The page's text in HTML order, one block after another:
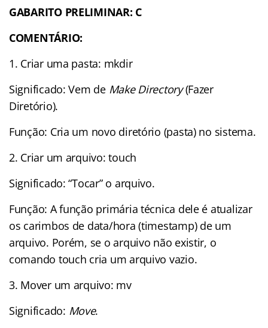
GABARITO PRELIMINAR: C
COMENTÁRIO:
1. Criar uma pasta: mkdir
Significado: Vem de Make Directory(Fazer
Diretório).
Função: Cria um novo diretório (pasta) no sistema.
2. Criar um arquivo: touch
Significado: “Tocar” o arquivo.
Função: A função primária técnica dele é atualizar
os carimbos de data/hora (timestamp) de um
arquivo. Porém, se o arquivo não existir, o
comando touch cria um arquivo vazio.
3. Mover um arquivo: mv
Significado: Move.